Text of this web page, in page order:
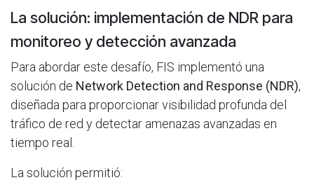
La solución: implementación de NDR para
monitoreo y detección avanzada
Para abordar este desafío, FIS implementó una
solución de Network Detection and Response (NDR),
diseñada para proporcionar visibilidad profunda del
tráfico de red y detectar amenazas avanzadas en
tiempo real.
La solución permitió: